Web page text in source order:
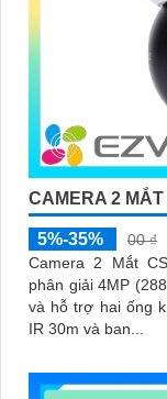
CAMERA 2
5%-35%
00 ₫
Camera 2 Mắt
phân giải 4MP
và hỗ trợ hai ống kính 2.
IR 30m và ban...